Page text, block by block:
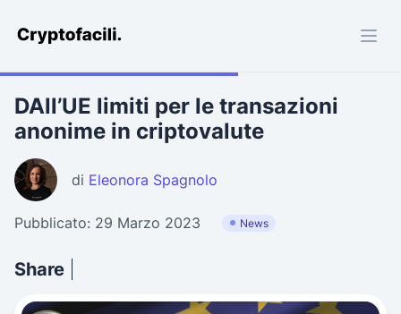
Cryptofacili.com
DAll’UE limiti per le transazioni
anonime in criptovalute
di Eleonora Spagnolo
Pubblicato: 29 Marzo 2023 News
Share